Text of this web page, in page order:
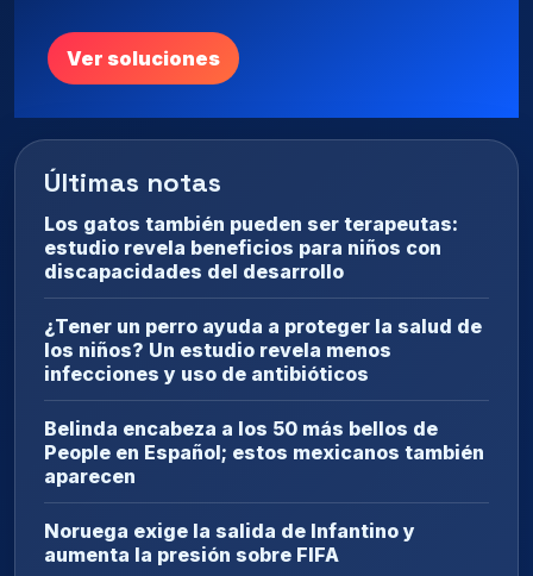
Ver soluciones
Últimas notas
Los gatos también pueden ser terapeutas:
estudio revela beneficios para niños con
discapacidades del desarrollo
¿Tener un perro ayuda a proteger la salud de
los niños? Un estudio revela menos
infecciones y uso de antibióticos
Belinda encabeza a los 50 más bellos de
People en Español; estos mexicanos también
aparecen
Noruega exige la salida de Infantino y
aumenta la presión sobre FIFA